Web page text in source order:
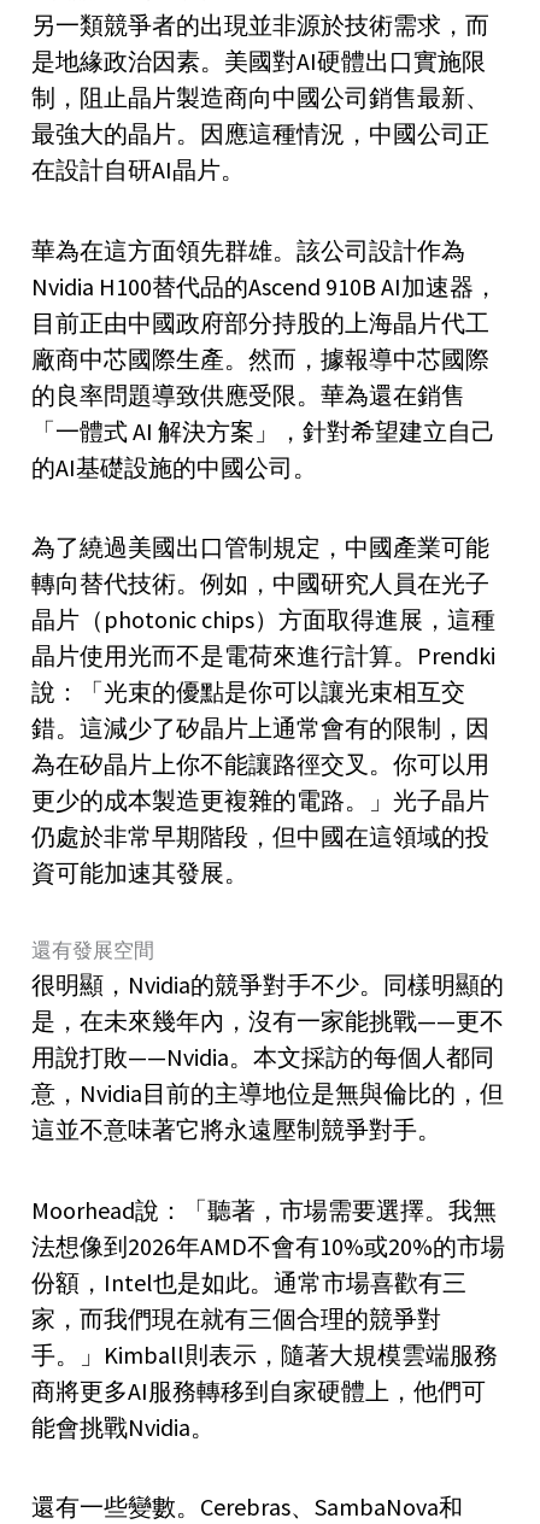
另一類競爭者的出現並非源於技術需求，而
是地緣政治因素。美國對AI硬體出口實施限
制，阻止晶片製造商向中國公司銷售最新、
最強大的晶片。因應這種情況，中國公司正
在設計自研AI晶片。
華為在這方面領先群雄。該公司設計作為
Nvidia H100替代品的Ascend 910B AI加速器，
目前正由中國政府部分持股的上海晶片代工
廠商中芯國際生產。然而，據報導中芯國際
的良率問題導致供應受限。華為還在銷售
「一體式 AI 解決方案」，針對希望建立自己
的AI基礎設施的中國公司。
為了繞過美國出口管制規定，中國產業可能
轉向替代技術。例如，中國研究人員在光子
晶片（photonic chips）方面取得進展，這種
晶片使用光而不是電荷來進行計算。Prendki
說：「光束的優點是你可以讓光束相互交
錯。這減少了矽晶片上通常會有的限制，因
為在矽晶片上你不能讓路徑交叉。你可以用
更少的成本製造更複雜的電路。」光子晶片
仍處於非常早期階段，但中國在這領域的投
資可能加速其發展。
還有發展空間
很明顯，Nvidia的競爭對手不少。同樣明顯的
是，在未來幾年內，沒有一家能挑戰——更不
用說打敗——Nvidia。本文採訪的每個人都同
意，Nvidia目前的主導地位是無與倫比的，但
這並不意味著它將永遠壓制競爭對手。
Moorhead說：「聽著，市場需要選擇。我無
法想像到2026年AMD不會有10%或20%的市場
份額，Intel也是如此。通常市場喜歡有三
家，而我們現在就有三個合理的競爭對
手。」Kimball則表示，隨著大規模雲端服務
商將更多AI服務轉移到自家硬體上，他們可
能會挑戰Nvidia。
還有一些變數。Cerebras、SambaNova和